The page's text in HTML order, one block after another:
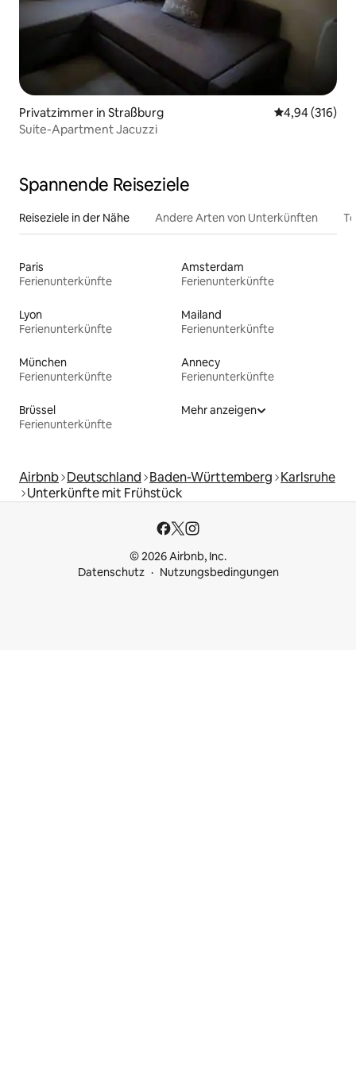
Privatzimmer in Straßburg
4,94 (316)
Suite-Apartment Jacuzzi
Spannende Reiseziele
Reiseziele in der Nähe Andere Arten von Unterkünften
Paris
Ferienunterkünfte
Amsterdam
Ferienunterkünfte
Lyon
Ferienunterkünfte
Mailand
Ferienunterkünfte
München
Ferienunterkünfte
Annecy
Ferienunterkünfte
Brüssel
Ferienunterkünfte
Mehr anzeigen
Airbnb Deutschland Baden-Württemberg Karlsruhe
Unterkünfte mit Frühstück
© 2026 Airbnb, Inc.
Datenschutz
Nutzungsbedingungen